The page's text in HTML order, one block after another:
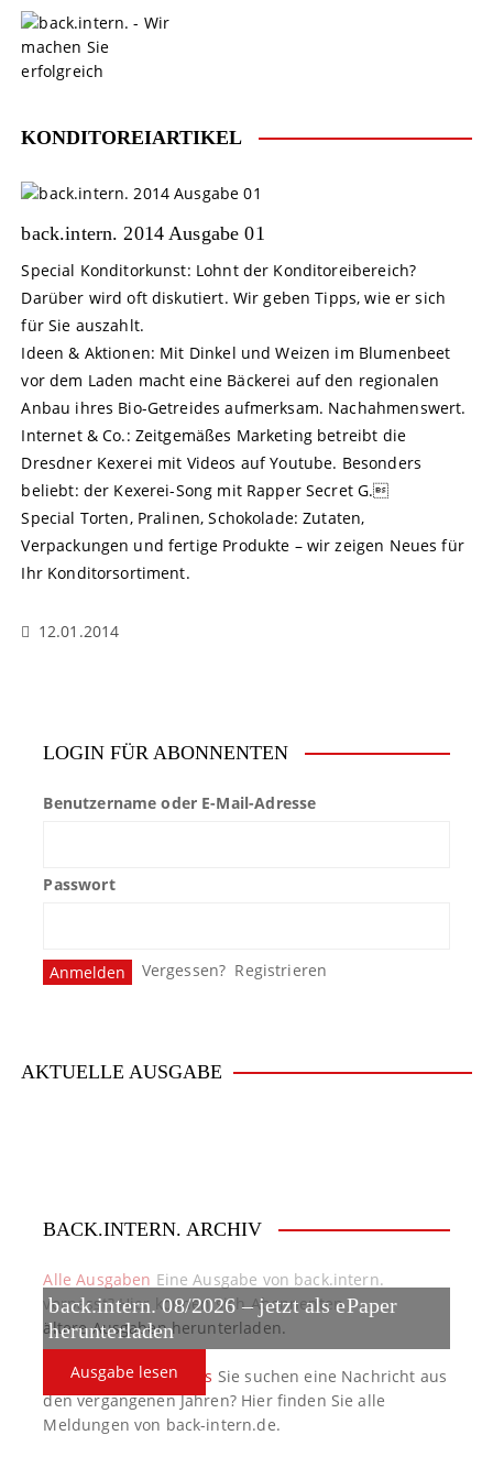
KONDITOREIARTIKEL
back.intern. 2014 Ausgabe 01
Special Konditorkunst: Lohnt der Konditoreibereich?
Darüber wird oft diskutiert. Wir geben Tipps, wie er sich
für Sie auszahlt.
Ideen & Aktionen: Mit Dinkel und Weizen im Blumenbeet
vor dem Laden macht eine Bäckerei auf den regionalen
Anbau ihres Bio-Getreides aufmerksam. Nachahmenswert.
Internet & Co.: Zeitgemäßes Marketing betreibt die
Dresdner Kexerei mit Videos auf Youtube. Besonders
beliebt: der Kexerei-Song mit Rapper Secret G.
Special Torten, Pralinen, Schokolade: Zutaten,
Verpackungen und fertige Produkte – wir zeigen Neues für
Ihr Konditorsortiment.
12.01.2014
LOGIN FÜR ABONNENTEN
Benutzername oder E-Mail-Adresse
Passwort
Vergessen? Registrieren
AKTUELLE AUSGABE
back.intern. 08/2026 – jetzt als ePaper
herunterladen
Ausgabe lesen
BACK.INTERN. ARCHIV
Alle Ausgaben Eine Ausgabe von back.intern.
verpasst? Hier können sich Abonnenten
ältere Ausgaben herunterladen.
back.intern. Top-News Sie suchen eine Nachricht aus
den vergangenen Jahren? Hier finden Sie alle
Meldungen von back-intern.de.